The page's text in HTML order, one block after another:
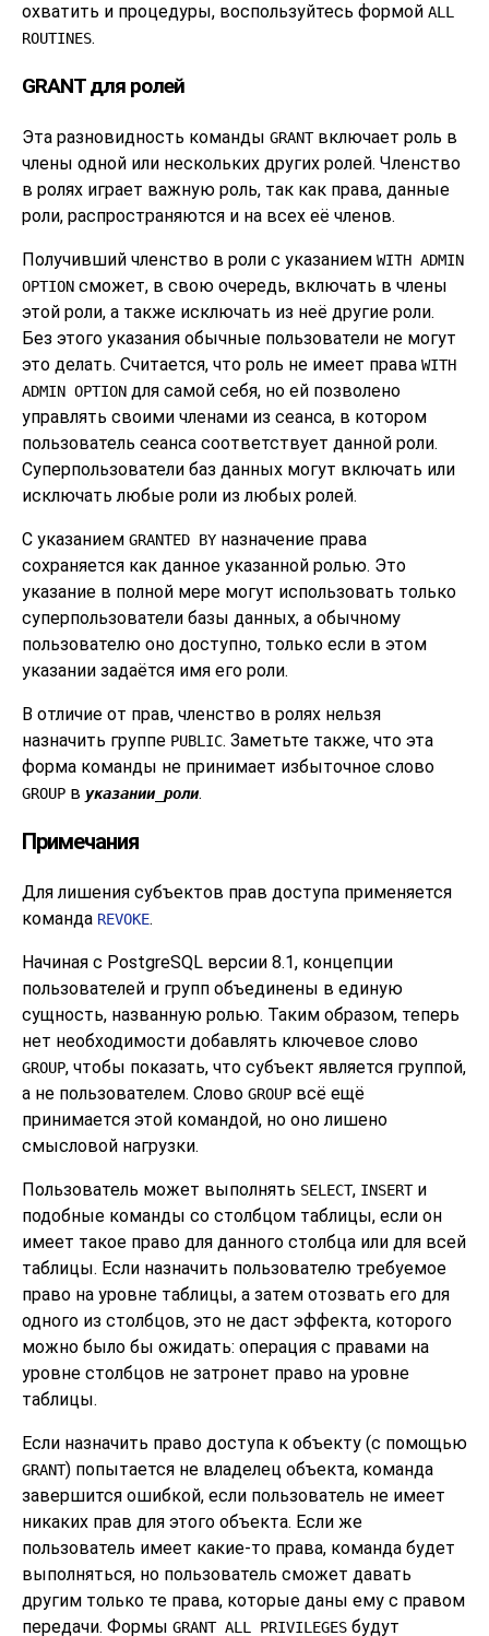
охватить и процедуры, воспользуйтесь формой ALL
ROUTINES.
GRANT для ролей
Эта разновидность команды GRANTвключает роль в
члены одной или нескольких других ролей. Членство
в ролях играет важную роль, так как права, данные
роли, распространяются и на всех её членов.
Получивший членство в роли с указанием WITH ADMIN
OPTION сможет, в свою очередь, включать в члены
этой роли, а также исключать из неё другие роли.
Без этого указания обычные пользователи не могут
это делать. Считается, что роль не имеет права WITH
ADMIN OPTION для самой себя, но ей позволено
управлять своими членами из сеанса, в котором
пользователь сеанса соответствует данной роли.
Суперпользователи баз данных могут включать или
исключать любые роли из любых ролей.
С указанием GRANTED BY назначение права
сохраняется как данное указанной ролью. Это
указание в полной мере могут использовать только
суперпользователи базы данных, а обычному
пользователю оно доступно, только если в этом
указании задаётся имя его роли.
В отличие от прав, членство в ролях нельзя
назначить группе PUBLIC. Заметьте также, что эта
форма команды не принимает избыточное слово
GROUP в указании_роли.
Примечания
Для лишения субъектов прав доступа применяется
команда REVOKE.
Начиная с PostgreSQL версии 8.1, концепции
пользователей и групп объединены в единую
сущность, названную ролью. Таким образом, теперь
нет необходимости добавлять ключевое слово
GROUP, чтобы показать, что субъект является группой,
а не пользователем. Слово GROUP всё ещё
принимается этой командой, но оно лишено
смысловой нагрузки.
Пользователь может выполнять SELECT, INSERTи
подобные команды со столбцом таблицы, если он
имеет такое право для данного столбца или для всей
таблицы. Если назначить пользователю требуемое
право на уровне таблицы, а затем отозвать его для
одного из столбцов, это не даст эффекта, которого
можно было бы ожидать: операция с правами на
уровне столбцов не затронет право на уровне
таблицы.
Если назначить право доступа к объекту (с помощью
GRANT) попытается не владелец объекта, команда
завершится ошибкой, если пользователь не имеет
никаких прав для этого объекта. Если же
пользователь имеет какие-то права, команда будет
выполняться, но пользователь сможет давать
другим только те права, которые даны ему с правом
передачи. Формы GRANT ALL PRIVILEGES будут